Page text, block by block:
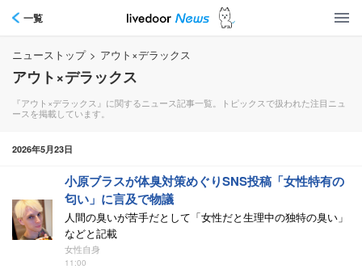
一覧
ニューストップ > アウト×デラックス
アウト×デラックス
『アウト×デラックス』に関するニュース記事一覧。トピックスで扱われた注目ニュ
ースを掲載しています。
2026年5月23日
小原ブラスが体臭対策めぐりSNS投稿「女性特有の
匂い」に言及で物議
人間の臭いが苦手だとして「女性だと生理中の独特の臭い」
などと記載
女性自身
11:00